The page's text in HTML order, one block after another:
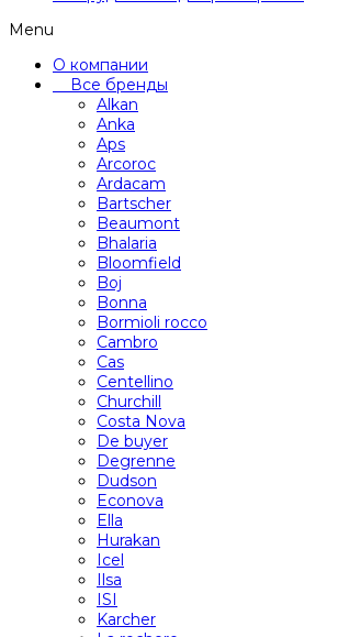
Menu
О компании
Все бренды
Alkan
Anka
Aps
Arcoroc
Ardacam
Bartscher
Beaumont
Bhalaria
Bloomfield
Boj
Bonna
Bormioli rocco
Cambro
Cas
Centellino
Churchill
Costa Nova
De buyer
Degrenne
Dudson
Econova
Ella
Hurakan
Icel
Ilsa
ISI
Karcher